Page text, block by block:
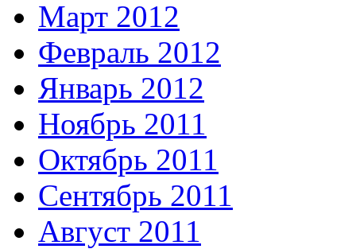
Март 2012
Февраль 2012
Январь 2012
Ноябрь 2011
Октябрь 2011
Сентябрь 2011
Август 2011